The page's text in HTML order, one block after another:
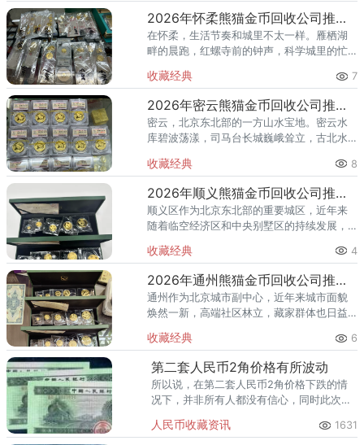
也在悄然壮大。熊猫金币，作为
2026年怀柔熊猫金币回收公司推荐 怀柔哪里回收熊猫金币
在怀柔，生活节奏和城里不太一样。雁栖湖
畔的晨跑，红螺寺前的钟声，科学城里的忙
值。熊猫金币作为兼具投资与收藏属性的热
门品种，在怀柔的藏家圈子里一
收藏经典 7
2026年密云熊猫金币回收公司推荐 密云回收熊猫金币正规渠道
密云，北京东北部的一方山水宝地。密云水
库碧波荡漾，司马台长城巍峨耸立，古北水
的土地上，越来越多的人开始关注钱币收
藏，熊猫金币凭借其国家法定货币
收藏经典 8
2026年顺义熊猫金币回收公司推荐 顺义回收熊猫金币渠道
顺义区作为北京东北部的重要城区，近年来
随着临空经济区和中央别墅区的持续发展，
量也在稳步增长。然而，不少顺义藏家在考
虑出手熊猫金币时，总会遇到一
收藏经典 4
2026年通州熊猫金币回收公司推荐 通州出手熊猫金币藏家该选哪家？
通州作为北京城市副中心，近年来城市面貌
焕然一新，高端社区林立，藏家群体也日益
爱琴海购物公园，从行政办公区到运河商务
区，关注钱币收藏的人越来越多
收藏经典 6
第二套人民币2角价格有所波动
所以说，在第二套人民币2角价格下跌的情
况下，并非所有人都没有信心，同时此次下
会了理性投资！
人民币收藏资讯 1631